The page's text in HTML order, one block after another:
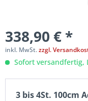
338,90 € *
inkl. MwSt.zzgl.
Sofort versandfertig,
3 bis 4St. 100cm